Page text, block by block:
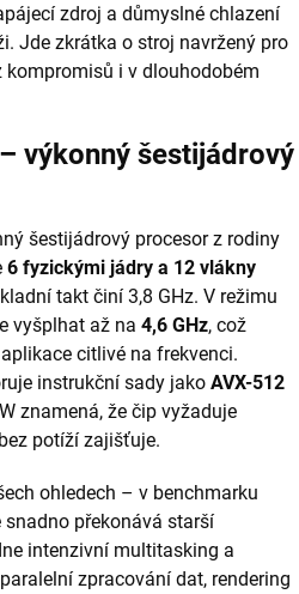
zdroj a důmyslné chlazení
Jde zkrátka o stroj navržený pro
kompromisů i v dlouhodobém
výkonný šestijádrový
šestijádrový procesor z rodiny
6 fyzickými jádry a 12 vlákny
takt činí 3,8 GHz. V režimu
vyšplhat až na 4,6 GHz, což
citlivé na frekvenci.
instrukční sady jako AVX-512
znamená, že čip vyžaduje
potíží zajišťuje.
ohledech – v benchmarku
překonává starší
intenzivní multitasking a
zpracování dat, rendering